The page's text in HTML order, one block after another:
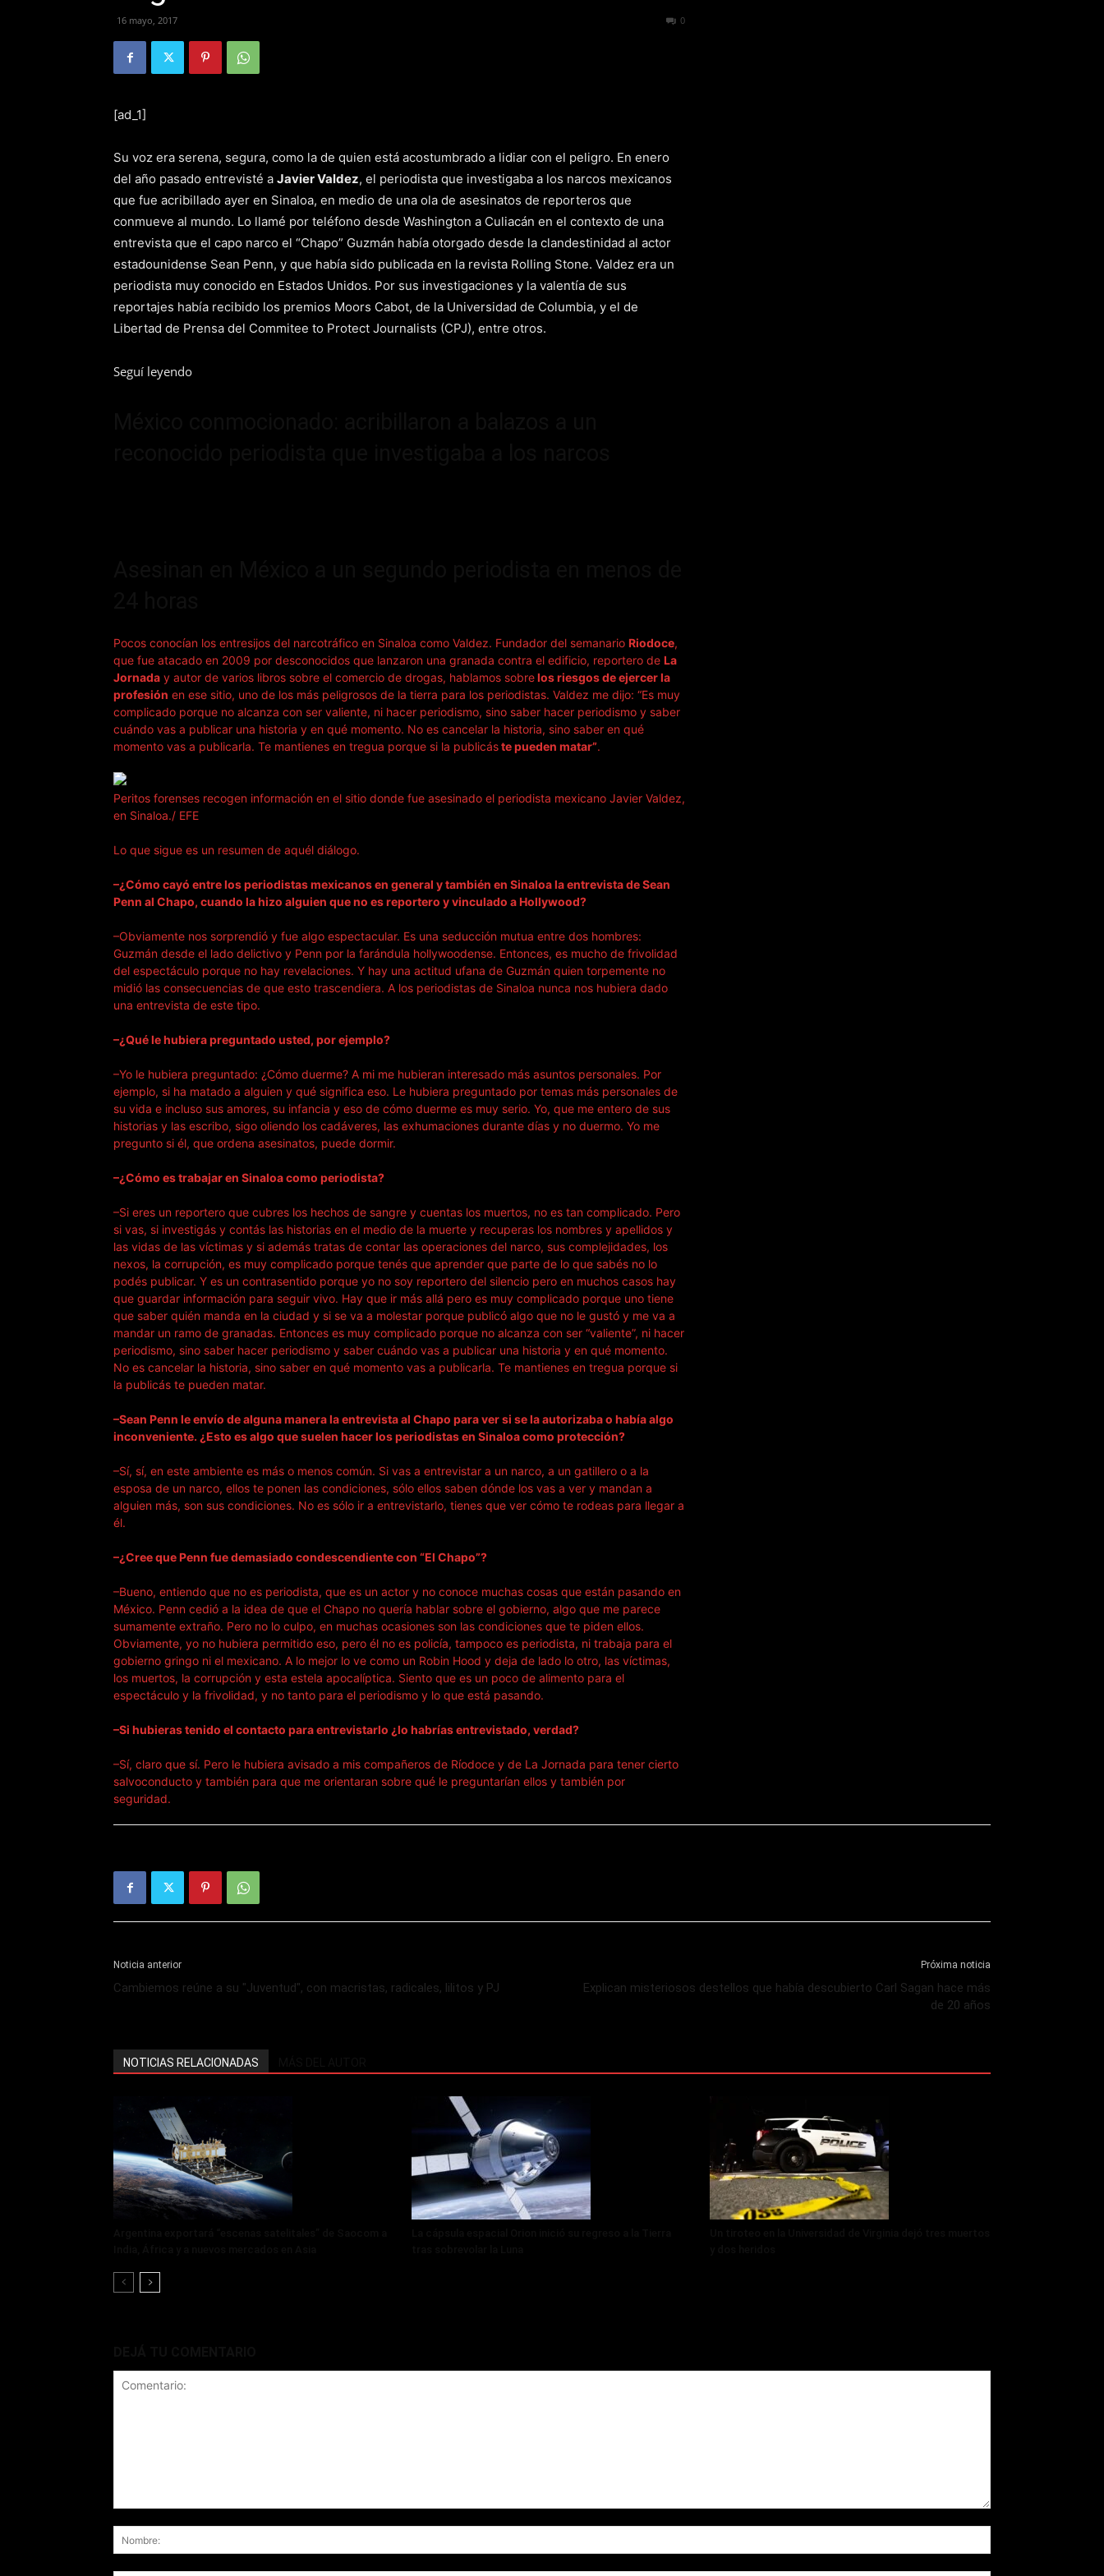
16 mayo, 2017 0
[ad_1]
Su voz era serena, segura, como la de quien está acostumbrado a lidiar con el peligro. En enero
del año pasado entrevisté a Javier Valdez, el periodista que investigaba a los narcos mexicanos
que fue acribillado ayer en Sinaloa, en medio de una ola de asesinatos de reporteros que
conmueve al mundo. Lo llamé por teléfono desde Washington a Culiacán en el contexto de una
entrevista que el capo narco el “Chapo” Guzmán había otorgado desde la clandestinidad al actor
estadounidense Sean Penn, y que había sido publicada en la revista Rolling Stone. Valdez era un
periodista muy conocido en Estados Unidos. Por sus investigaciones y la valentía de sus
reportajes había recibido los premios Moors Cabot, de la Universidad de Columbia, y el de
Libertad de Prensa del Commitee to Protect Journalists (CPJ), entre otros.
Seguí leyendo
Pocos conocían los entresijos del narcotráfico en Sinaloa como Valdez. Fundador del semanario Riodoce,
que fue atacado en 2009 por desconocidos que lanzaron una granada contra el edificio, reportero de La
Jornada y autor de varios libros sobre el comercio de drogas, hablamos sobrelos riesgos de ejercer la
profesión en ese sitio, uno de los más peligrosos de la tierra para los periodistas. Valdez me dijo: “Es muy
complicado porque no alcanza con ser valiente, ni hacer periodismo, sino saber hacer periodismo y saber
cuándo vas a publicar una historia y en qué momento. No es cancelar la historia, sino saber en qué
momento vas a publicarla. Te mantienes en tregua porque si la publicáste pueden matar”.
Peritos forenses recogen información en el sitio donde fue asesinado el periodista mexicano Javier Valdez,
en Sinaloa./ EFE
Lo que sigue es un resumen de aquél diálogo.
–¿Cómo cayó entre los periodistas mexicanos en general y también en Sinaloa la entrevista de Sean
Penn al Chapo, cuando la hizo alguien que no es reportero y vinculado a Hollywood?
–Obviamente nos sorprendió y fue algo espectacular. Es una seducción mutua entre dos hombres:
Guzmán desde el lado delictivo y Penn por la farándula hollywoodense. Entonces, es mucho de frivolidad
del espectáculo porque no hay revelaciones. Y hay una actitud ufana de Guzmán quien torpemente no
midió las consecuencias de que esto trascendiera. A los periodistas de Sinaloa nunca nos hubiera dado
una entrevista de este tipo.
–¿Qué le hubiera preguntado usted, por ejemplo?
–Yo le hubiera preguntado: ¿Cómo duerme? A mi me hubieran interesado más asuntos personales. Por
ejemplo, si ha matado a alguien y qué significa eso. Le hubiera preguntado por temas más personales de
su vida e incluso sus amores, su infancia y eso de cómo duerme es muy serio. Yo, que me entero de sus
historias y las escribo, sigo oliendo los cadáveres, las exhumaciones durante días y no duermo. Yo me
pregunto si él, que ordena asesinatos, puede dormir.
–¿Cómo es trabajar en Sinaloa como periodista?
–Si eres un reportero que cubres los hechos de sangre y cuentas los muertos, no es tan complicado. Pero
si vas, si investigás y contás las historias en el medio de la muerte y recuperas los nombres y apellidos y
las vidas de las víctimas y si además tratas de contar las operaciones del narco, sus complejidades, los
nexos, la corrupción, es muy complicado porque tenés que aprender que parte de lo que sabés no lo
podés publicar. Y es un contrasentido porque yo no soy reportero del silencio pero en muchos casos hay
que guardar información para seguir vivo. Hay que ir más allá pero es muy complicado porque uno tiene
que saber quién manda en la ciudad y si se va a molestar porque publicó algo que no le gustó y me va a
mandar un ramo de granadas. Entonces es muy complicado porque no alcanza con ser “valiente”, ni hacer
periodismo, sino saber hacer periodismo y saber cuándo vas a publicar una historia y en qué momento.
No es cancelar la historia, sino saber en qué momento vas a publicarla. Te mantienes en tregua porque si
la publicás te pueden matar.
–Sean Penn le envío de alguna manera la entrevista al Chapo para ver si se la autorizaba o había algo
inconveniente. ¿Esto es algo que suelen hacer los periodistas en Sinaloa como protección?
–Sí, sí, en este ambiente es más o menos común. Si vas a entrevistar a un narco, a un gatillero o a la
esposa de un narco, ellos te ponen las condiciones, sólo ellos saben dónde los vas a ver y mandan a
alguien más, son sus condiciones. No es sólo ir a entrevistarlo, tienes que ver cómo te rodeas para llegar a
él.
–¿Cree que Penn fue demasiado condescendiente con “El Chapo”?
–Bueno, entiendo que no es periodista, que es un actor y no conoce muchas cosas que están pasando en
México. Penn cedió a la idea de que el Chapo no quería hablar sobre el gobierno, algo que me parece
sumamente extraño. Pero no lo culpo, en muchas ocasiones son las condiciones que te piden ellos.
Obviamente, yo no hubiera permitido eso, pero él no es policía, tampoco es periodista, ni trabaja para el
gobierno gringo ni el mexicano. A lo mejor lo ve como un Robin Hood y deja de lado lo otro, las víctimas,
los muertos, la corrupción y esta estela apocalíptica. Siento que es un poco de alimento para el
espectáculo y la frivolidad, y no tanto para el periodismo y lo que está pasando.
–Si hubieras tenido el contacto para entrevistarlo ¿lo habrías entrevistado, verdad?
–Sí, claro que sí. Pero le hubiera avisado a mis compañeros de Ríodoce y de La Jornada para tener cierto
salvoconducto y también para que me orientaran sobre qué le preguntarían ellos y también por
seguridad.
Noticia anterior
Cambiemos reúne a su "Juventud", con macristas, radicales, lilitos y PJ
Próxima noticia
Explican misteriosos destellos que había descubierto Carl Sagan hace más
de 20 años
NOTICIAS RELACIONADAS